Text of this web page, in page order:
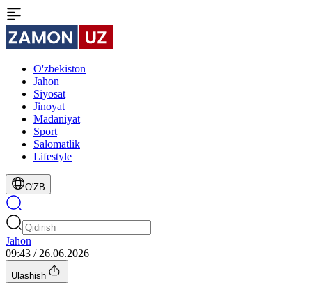
O'zbekiston
Jahon
Siyosat
Jinoyat
Madaniyat
Sport
Salomatlik
Lifestyle
O'ZB
Jahon
09:43 / 26.06.2026
Ulashish